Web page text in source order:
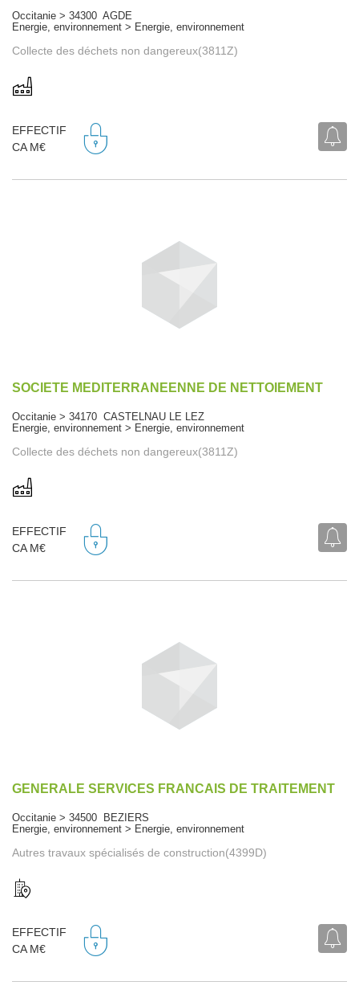
Occitanie > 34300 AGDE
Energie, environnement > Energie, environnement
Collecte des déchets non dangereux(3811Z)
EFFECTIF
CA M€
SOCIETE MEDITERRANEENNE DE NETTOIEMENT
Occitanie > 34170 CASTELNAU LE LEZ
Energie, environnement > Energie, environnement
Collecte des déchets non dangereux(3811Z)
EFFECTIF
CA M€
GENERALE SERVICES FRANCAIS DE TRAITEMENT
Occitanie > 34500 BEZIERS
Energie, environnement > Energie, environnement
Autres travaux spécialisés de construction(4399D)
EFFECTIF
CA M€